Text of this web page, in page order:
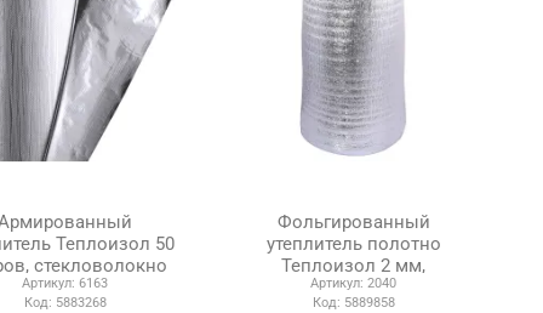
Теплоизол 50
стекловолокно
Артикул: 6163
Код: 5883268
Фольгированный
утеплитель полотно
Теплоизол 2 мм,
самоклейка
Артикул: 2040
Код: 5889858